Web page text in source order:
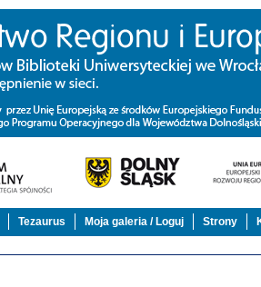
Tezaurus Moja galeria / Loguj Strony